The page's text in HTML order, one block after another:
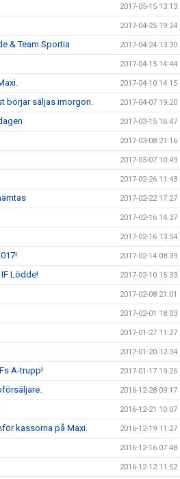
2017-05-15 13:13
2017-04-25 19:24
& Team Sportia 2017-04-24 13:30
2017-04-15 14:44
2017-04-10 14:15
börjar säljas imorgon. 2017-04-07 19:20
2017-03-15 16:47
2017-03-08 21:16
2017-03-07 10:49
2017-02-26 11:43
2017-02-22 17:27
2017-02-16 14:37
2017-02-16 13:54
2017-02-14 08:39
Lödde! 2017-02-10 15:33
2017-02-08 21:01
2017-02-01 18:03
2017-01-27 11:27
2017-01-20 12:34
A-trupp! 2017-01-17 19:26
2016-12-28 09:17
2016-12-21 10:07
kassorna på Maxi. 2016-12-19 11:27
2016-12-16 07:48
2016-12-12 11:52